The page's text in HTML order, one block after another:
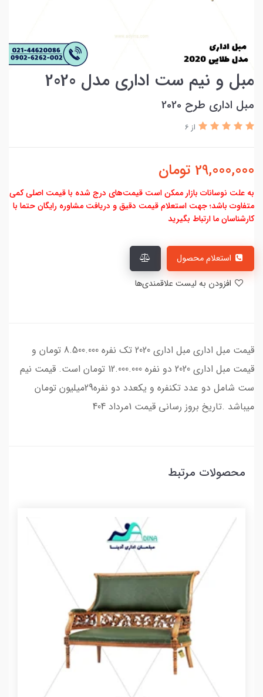
مبل و نیم ست اداری مدل 2020
مبل اداری طرح 2020
از 6
29,000,000 تومان
به علت نوسانات بازار ممکن است قیمت‌های درج شده با قیمت اصلی کمی
متفاوت باشد؛ جهت استعلام قیمت دقیق و دریافت مشاوره رایگان حتما با
کارشناسان ما ارتباط بگیرید
قیمت مبل اداری مبل اداری 2020 تک نفره 8.500.000 تومان و
قیمت مبل اداری 2020 دو نفره 12.000.000 تومان است. قیمت نیم
ست شامل دو عدد تکنفره و یکعدد دو نفره29میلیون تومان
میباشد .تاریخ بروز رسانی قیمت 1مرداد 404
محصولات مرتبط